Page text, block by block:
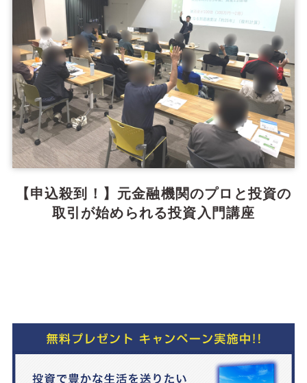
【申込殺到！】元金融機関のプロと投資の
取引が始められる投資入門講座